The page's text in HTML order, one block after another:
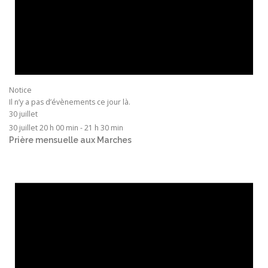
Notice
Il n’y a pas d’évènements ce jour là.
30 juillet
30 juillet 20 h 00 min -21 h 30 min
Prière mensuelle aux Marches